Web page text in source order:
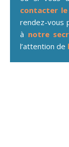
contacter
rendez-vous
à notre
l’attention de